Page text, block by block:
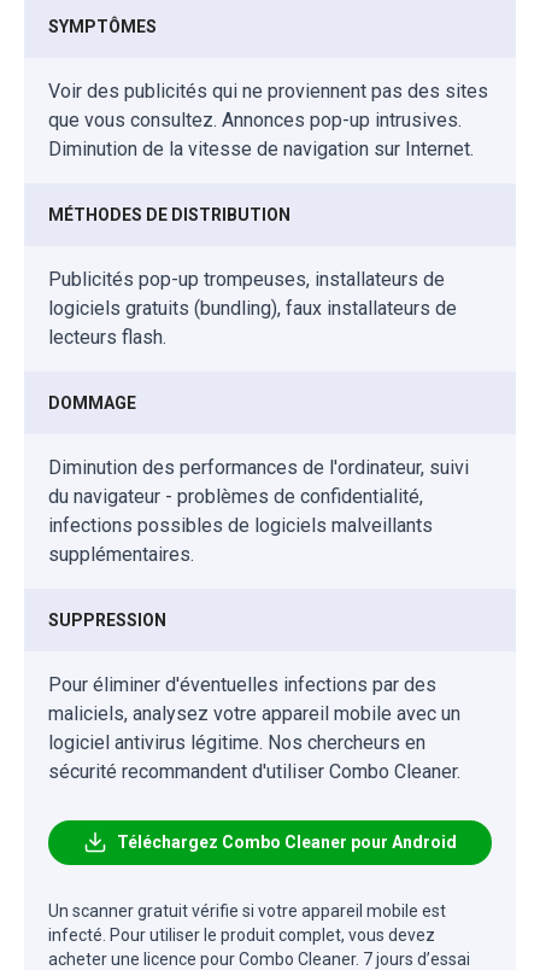
SYMPTÔMES
Voir des publicités qui ne proviennent pas des sites
que vous consultez. Annonces pop-up intrusives.
Diminution de la vitesse de navigation sur Internet.
MÉTHODES DE DISTRIBUTION
Publicités pop-up trompeuses, installateurs de
logiciels gratuits (bundling), faux installateurs de
lecteurs flash.
DOMMAGE
Diminution des performances de l'ordinateur, suivi
du navigateur - problèmes de confidentialité,
infections possibles de logiciels malveillants
supplémentaires.
SUPPRESSION
Pour éliminer d'éventuelles infections par des
maliciels, analysez votre appareil mobile avec un
logiciel antivirus légitime. Nos chercheurs en
sécurité recommandent d'utiliser Combo Cleaner.
Téléchargez Combo Cleaner pour Android
Un scanner gratuit vérifie si votre appareil mobile est
infecté. Pour utiliser le produit complet, vous devez
acheter une licence pour Combo Cleaner. 7 jours d’essai